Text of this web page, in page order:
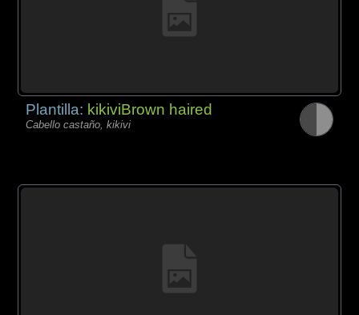
Plantilla: kikiviBrown haired
Cabello castaño, kikivi